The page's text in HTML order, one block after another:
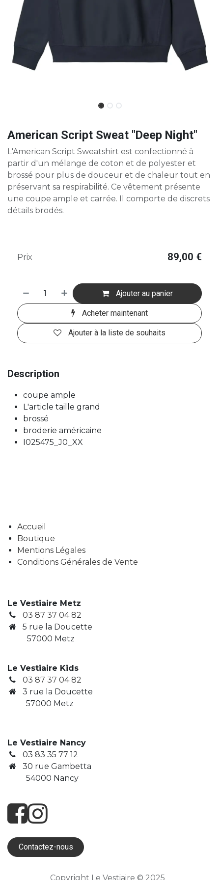
American Script Sweat "Deep Night"
L'American Script Sweatshirt est confectionné à
partir d'un mélange de coton et de polyester et
brossé pour plus de douceur et de chaleur tout en
préservant sa respirabilité. Ce vêtement présente
une coupe ample et carrée. Il comporte de discrets
détails brodés.
Ajouter au panier
Acheter maintenant
Ajouter à la liste de souhaits
Prix 89,00 €
Description
coupe ample
L'article taille grand
brossé
broderie américaine
I025475_J0_XX
Accueil
Boutique
Mentions Légales
Conditions Générales de Vente
Le Vestiaire Metz
03 87 37 04 82
5 rue la Doucette
57000 Metz
Le Vestiaire Kids
03 87 37 04 82
3 rue la Doucette
​ 57000 Metz
Le Vestiaire Nancy
03 83 35 77 12
30 rue Gambetta
​ 54000 Nancy
Contactez-nous
Copyright Le Vestiaire © 2025